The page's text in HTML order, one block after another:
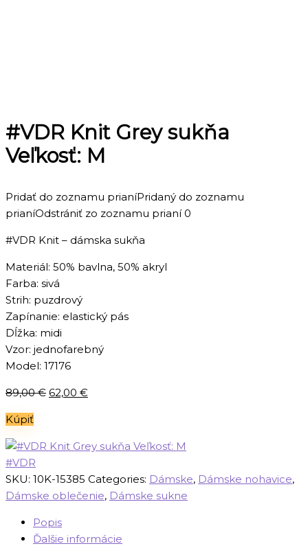
#VDR Knit Grey sukňa
Veľkosť: M
Pridať do zoznamu prianíPridaný do zoznamu
prianíOdstrániť zo zoznamu prianí 0
#VDR Knit – dámska sukňa
Materiál: 50% bavlna, 50% akryl
Farba: sivá
Strih: puzdrový
Zapínanie: elastický pás
Dĺžka: midi
Vzor: jednofarebný
Model: 17176
89,00€ Pôvodná
89,00 €.
62,00 €
62,00 €.
Kúpiť
#VDR
SKU: 10K-15385 Categories: Dámske, Dámske nohavice,
Dámske oblečenie, Dámske sukne
Popis
Ďalšie informácie